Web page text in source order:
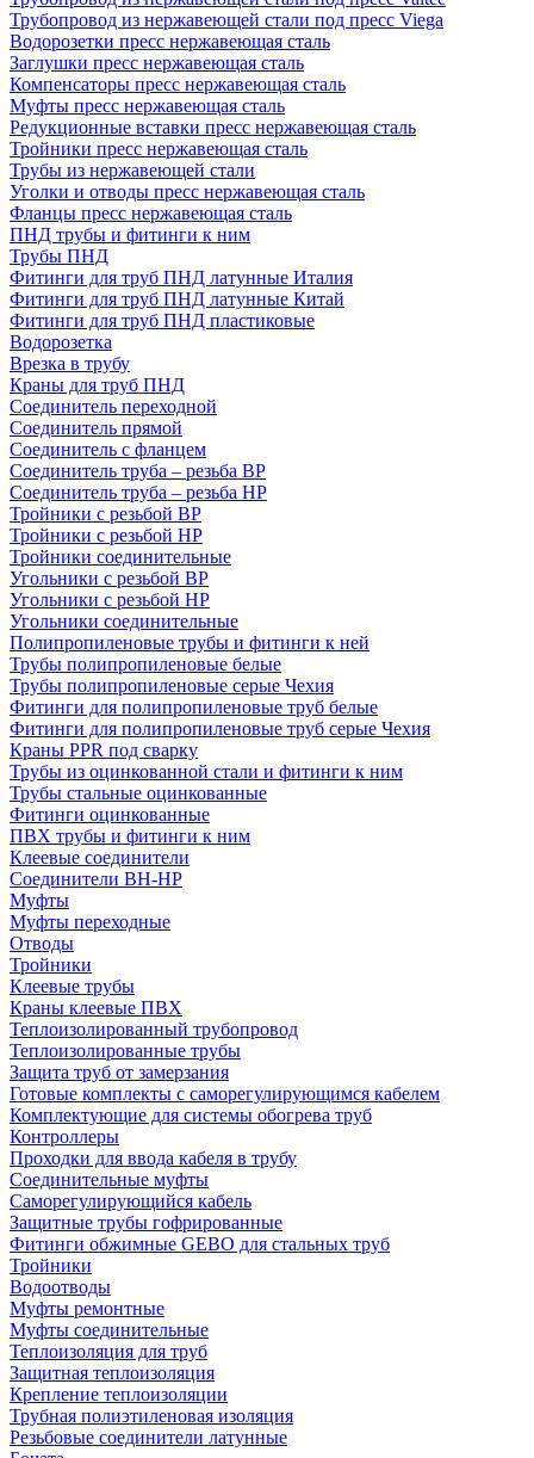
Трубопровод из нержавеющей стали под пресс Viega
Водорозетки пресс нержавеющая сталь
Заглушки пресс нержавеющая сталь
Компенсаторы пресс нержавеющая сталь
Муфты пресс нержавеющая сталь
Редукционные вставки пресс нержавеющая сталь
Тройники пресс нержавеющая сталь
Трубы из нержавеющей стали
Уголки и отводы пресс нержавеющая сталь
Фланцы пресс нержавеющая сталь
ПНД трубы и фитинги к ним
Трубы ПНД
Фитинги для труб ПНД латунные Италия
Фитинги для труб ПНД латунные Китай
Фитинги для труб ПНД пластиковые
Водорозетка
Врезка в трубу
Краны для труб ПНД
Соединитель переходной
Соединитель прямой
Соединитель с фланцем
Соединитель труба – резьба ВР
Соединитель труба – резьба НР
Тройники с резьбой ВР
Тройники с резьбой НР
Тройники соединительные
Угольники с резьбой ВР
Угольники с резьбой НР
Угольники соединительные
Полипропиленовые трубы и фитинги к ней
Трубы полипропиленовые белые
Трубы полипропиленовые серые Чехия
Фитинги для полипропиленовые труб белые
Фитинги для полипропиленовые труб серые Чехия
Краны PPR под сварку
Трубы из оцинкованной стали и фитинги к ним
Трубы стальные оцинкованные
Фитинги оцинкованные
ПВХ трубы и фитинги к ним
Клеевые соединители
Соединители ВН-НР
Муфты
Муфты переходные
Отводы
Тройники
Клеевые трубы
Краны клеевые ПВХ
Теплоизолированный трубопровод
Теплоизолированные трубы
Защита труб от замерзания
Готовые комплекты с саморегулирующимся кабелем
Комплектующие для системы обогрева труб
Контроллеры
Проходки для ввода кабеля в трубу
Соединительные муфты
Саморегулирующийся кабель
Защитные трубы гофрированные
Фитинги обжимные GEBO для стальных труб
Тройники
Водоотводы
Муфты ремонтные
Муфты соединительные
Теплоизоляция для труб
Защитная теплоизоляция
Крепление теплоизоляции
Трубная полиэтиленовая изоляция
Резьбовые соединители латунные